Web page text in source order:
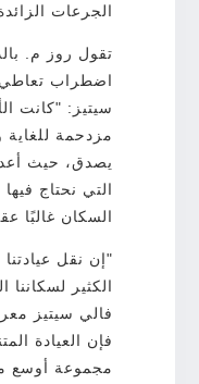
الجرعات
تقول روز م.
سيتيز: "كانت
مزدحمة
يصدق، حيث
التي نحتاج
السكان غالبًا
"إن نقل
الكثير
فالي سيتيز
فإن العيادة
مجموعة أوسع